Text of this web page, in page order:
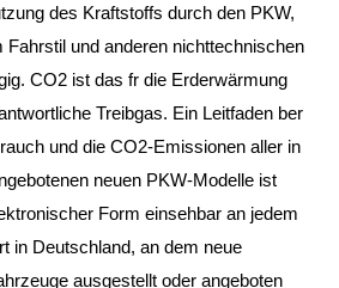
des Kraftstoffs durch den PKW,
Fahrstil und anderen nichttechnischen
CO2 ist das fr die Erderwärmung
Treibgas. Ein Leitfaden ber
und die CO2-Emissionen aller in
neuen PKW-Modelle ist
Form einsehbar an jedem
in Deutschland, an dem neue
ausgestellt oder angeboten